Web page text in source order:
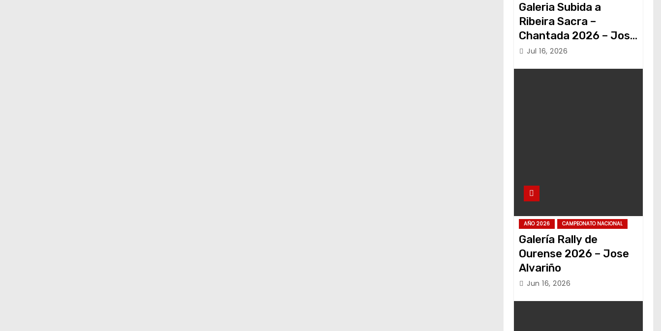
Galeria Subida a
Ribeira Sacra –
Chantada 2026 – Jose
Alvariño
Jul 16, 2026
AÑO 2026 CAMPEONATO NACIONAL
Galería Rally de
Ourense 2026 – Jose
Alvariño
Jun 16, 2026